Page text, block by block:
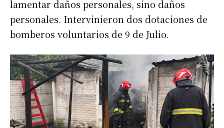
lamentar daños personales, sino daños
personales. Intervinieron dos dotaciones de
bomberos voluntarios de 9 de Julio.